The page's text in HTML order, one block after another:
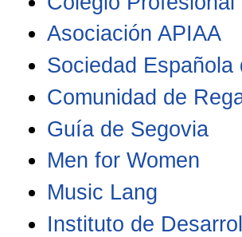
Asociación APIAA
Sociedad
Comunidad de
Guía de Segovia
Men for Women
Music Lang
Instituto de